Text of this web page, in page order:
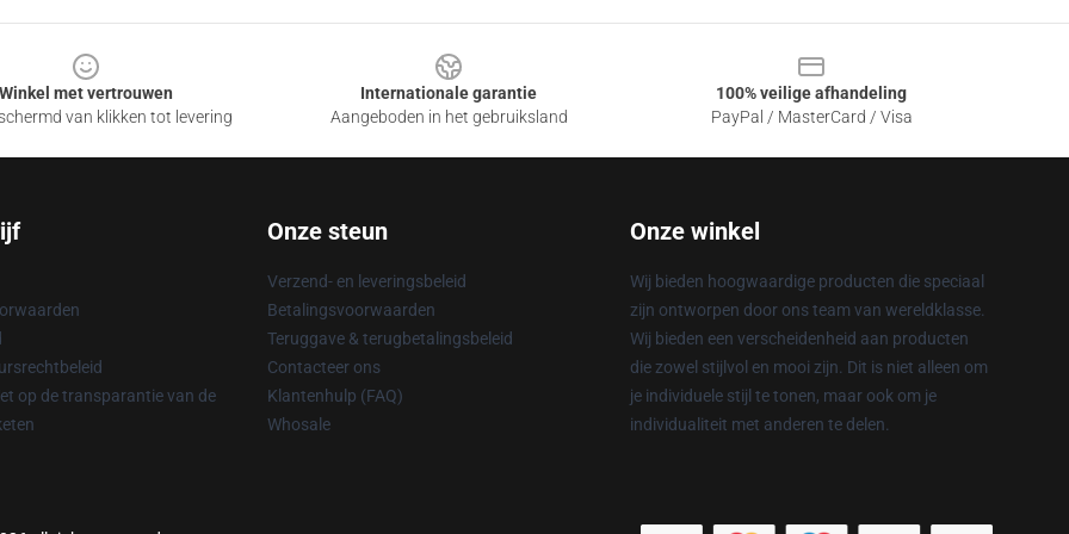
Winkel met vertrouwen
van klikken tot levering
Internationale garantie
Aangeboden in het gebruiksland
100% veilige afhandeling
PayPal / MasterCard / Visa
op de transparantie van de
Onze steun
Verzend- en leveringsbeleid
Betalingsvoorwaarden
Teruggave & terugbetalingsbeleid
Contacteer ons
Klantenhulp (FAQ)
Whosale
Onze winkel
Wij bieden hoogwaardige producten die speciaal
zijn ontworpen door ons team van wereldklasse.
Wij bieden een verscheidenheid aan producten
die zowel stijlvol en mooi zijn. Dit is niet alleen om
je individuele stijl te tonen, maar ook om je
individualiteit met anderen te delen.